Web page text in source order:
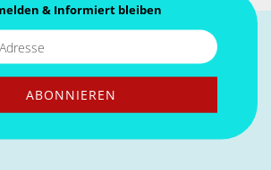
& Informiert bleiben